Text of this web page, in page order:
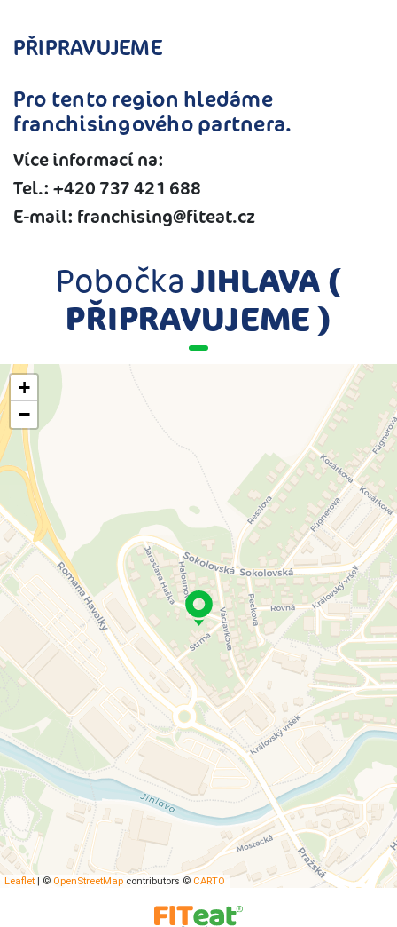
PŘIPRAVUJEME
Pro tento region hledáme
franchisingového partnera.
Více informací na:
Tel.: +420 737 421 688
E-mail: franchising@fiteat.cz
PobočkaJIHLAVA (
PŘIPRAVUJEME )
+
−
Leaflet | © OpenStreetMap contributors © CARTO